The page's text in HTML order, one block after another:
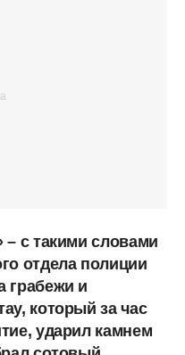
– с такими словами
отдела полиции
грабежи и
который за час
ударил камнем